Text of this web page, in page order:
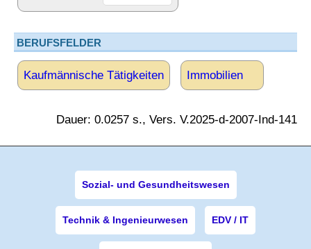
BERUFSFELDER
Kaufmännische Tätigkeiten Immobilien
Dauer: 0.0257 s., Vers. V.2025-d-2007-Ind-141
Sozial- und Gesundheitswesen
Technik & Ingenieurwesen EDV / IT